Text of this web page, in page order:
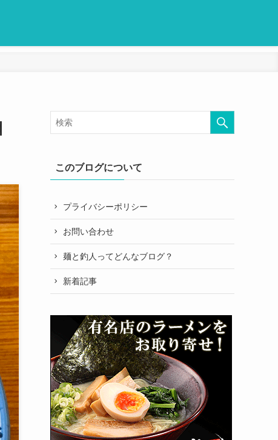
このブログについて
プライバシーポリシー
お問い合わせ
麺と釣人ってどんなブログ？
新着記事